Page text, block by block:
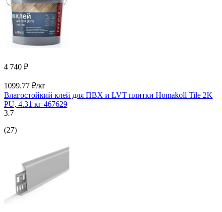
4 740 ₽
1099.77 ₽/кг
Влагостойкий клей для ПВХ и LVT плитки Homakoll Tile 2K
PU, 4.31 кг 467629
3.7
(27)